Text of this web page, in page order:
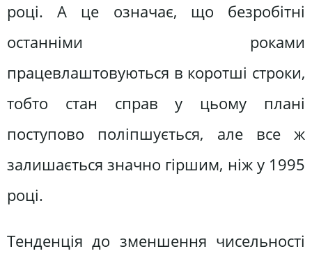
році. А це означає, що безробітні
останніми роками
працевлаштовуються в коротші строки,
тобто стан справ у цьому плані
поступово поліпшується, але все ж
залишається значно гіршим, ніж у 1995
році.
Тенденція до зменшення чисельності